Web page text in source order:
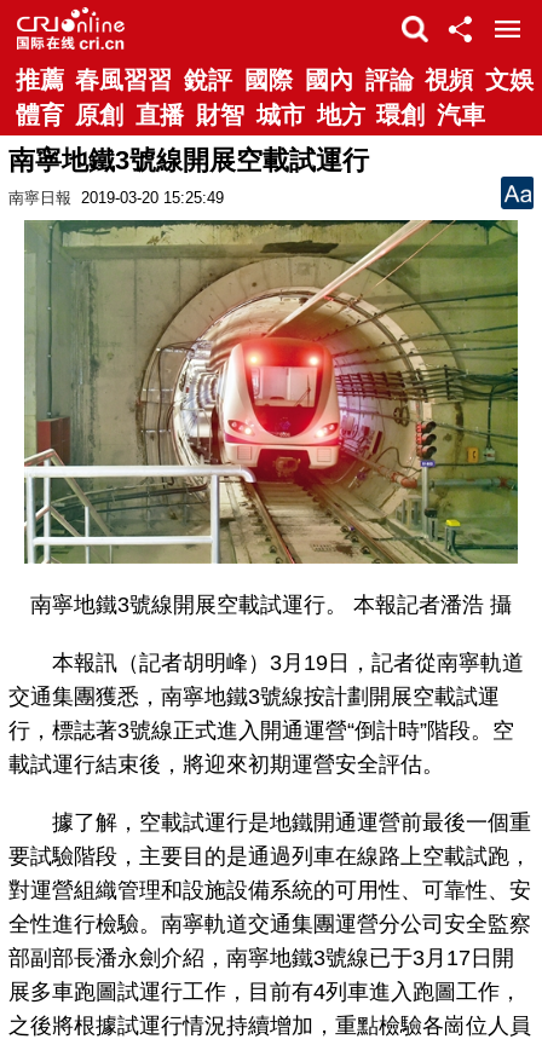
推薦 春風習習 銳評 國際 國內 評論 視頻 文娛
體育 原創 直播 財智 城市 地方 環創 汽車
南寧地鐵3號線開展空載試運行
南寧日報 2019-03-20 15:25:49
南寧地鐵3號線開展空載試運行。 本報記者潘浩 攝
本報訊（記者胡明峰）3月19日，記者從南寧軌道
交通集團獲悉，南寧地鐵3號線按計劃開展空載試運
行，標誌著3號線正式進入開通運營“倒計時”階段。空
載試運行結束後，將迎來初期運營安全評估。
據了解，空載試運行是地鐵開通運營前最後一個重
要試驗階段，主要目的是通過列車在線路上空載試跑，
對運營組織管理和設施設備系統的可用性、可靠性、安
全性進行檢驗。南寧軌道交通集團運營分公司安全監察
部副部長潘永劍介紹，南寧地鐵3號線已于3月17日開
展多車跑圖試運行工作，目前有4列車進入跑圖工作，
之後將根據試運行情況持續增加，重點檢驗各崗位人員